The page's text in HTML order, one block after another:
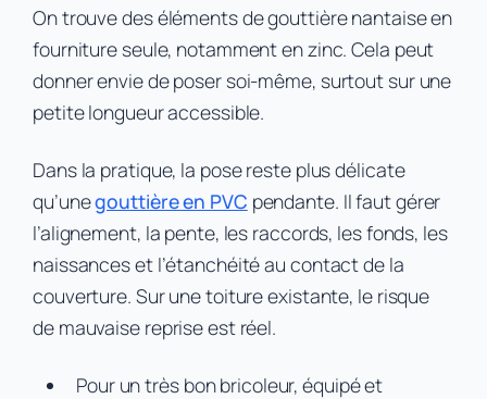
On trouve des éléments de gouttière nantaise en
fourniture seule, notamment en zinc. Cela peut
donner envie de poser soi-même, surtout sur une
petite longueur accessible.
Dans la pratique, la pose reste plus délicate
qu’unegouttière en PVC pendante. Il faut gérer
l’alignement, la pente, les raccords, les fonds, les
naissances et l’étanchéité au contact de la
couverture. Sur une toiture existante, le risque
de mauvaise reprise est réel.
Pour un très bon bricoleur, équipé et